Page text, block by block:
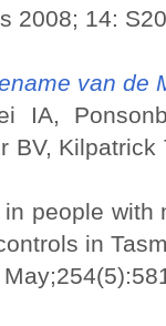
2008; 14:
van de
IA,
BV, Kilpatrick
people with
in